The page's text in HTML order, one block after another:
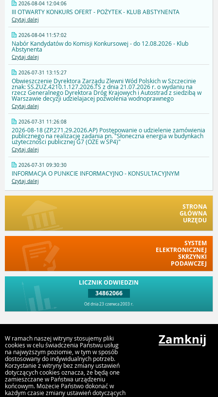
2026-08-04 12:04:06
III OTWARTY KONKURS OFERT - POŻYTEK - KLUB ABSTYNENTA
Czytaj dalej
2026-08-04 11:57:02
Nabór Kandydatów do Komisji Konkursowej - do 12.08.2026 - Klub
Abstynenta
Czytaj dalej
2026-07-31 13:15:27
Obwieszczenie Dyrektora Zarządu Zlewni Wód Polskich w Szczecinie
znak: SS.ZUZ.4210.1.127.2026.TS z dnia 21.07.2026 r. o wydaniu na
rzecz Generalnego Dyrektora Dróg Krajowych i Autostrad z siedzibą w
Warszawie decyzji udzielajacej pozwolenia wodnoprawnego
Czytaj dalej
2026-07-31 11:26:08
2026-08-18 (ZP.271.29.2026.AP) Postępowanie o udzielenie zamówienia
publicznego na realizację zadania pn. "Słoneczna energia w budynkach
użyteczności publicznej G7 (OZE w SP4)"
Czytaj dalej
2026-07-31 09:30:30
INFORMACJA O PUNKCIE INFORMACYJNO - KONSULTACYJNYM
Czytaj dalej
STRONA
GŁÓWNA
URZĘDU
SYSTEM
ELEKTRONICZNEJ
SKRZYNKI
PODAWCZEJ
LICZNIK ODWIEDZIN
34862066
Od dnia 23 czerwca 2003 r.
Urząd Miasta Kostrzyn n. Odrą
Graniczna 2, 66-470 Kostrzyn nad Odrą
W ramach naszej witryny stosujemy pliki
cookies w celu świadczenia Państwu usług
na najwyższym poziomie, w tym w sposób
dostosowany do indywidualnych potrzeb.
Korzystanie z witryny bez zmiany ustawień
dotyczących cookies oznacza, że będą one
zamieszczane w Państwa urządzeniu
końcowym. Możecie Państwo dokonać w
każdym czasie zmiany ustawień dotyczących
Zamknij